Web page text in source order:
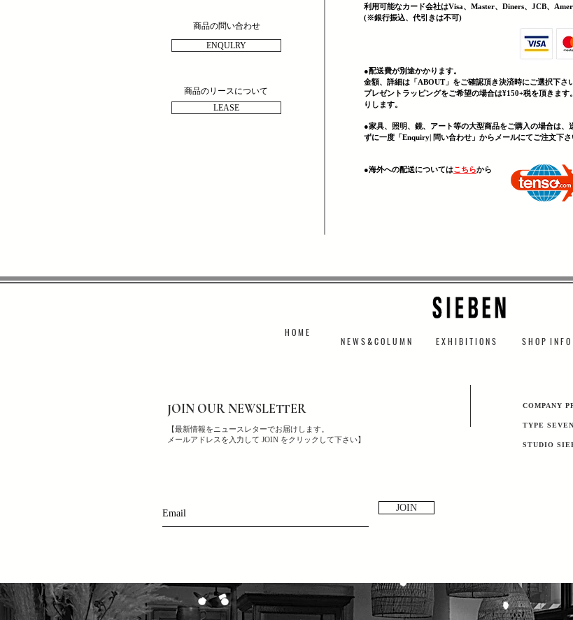
商品の問い合わせ
商品のリースについて
利用可能なカード会社はVisa、Master、Diners、JCB、
(​※銀行振込、代引きは不可)
●配送費が別途かかります。
金額、詳細は「ABOUT」をご確認頂き決済時にご選択下さい
プレゼントラッピングをご希望の場合は¥150+税を頂きま
りします。
●家具、照明、鏡、 アート等の大型商品をご購入の場合は
ずに一度「Enquiry| 問い合わせ」からメールにてご注文下さ
​●海外への配送についてはこちらから
ENQULRY
LEASE
H O M E
N E W S & C O L U M N ​E X H I B I T I O N S S H O P I N F O
JOIN OUR NEWSLETTER
【最新情報をニュースレターでお届けします。
メールアドレスを入力して JOIN をクリックして下さい】
JOIN
​COMPANY
TYPE SEVEN
​STUDIO